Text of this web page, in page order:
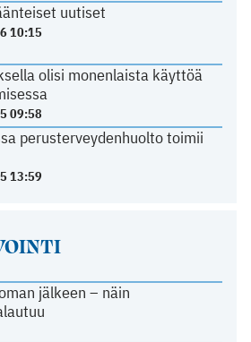
uutiset
10:15
olisi monenlaista käyttöä
09:58
perusterveydenhuolto toimii
13:59
jälkeen – näin